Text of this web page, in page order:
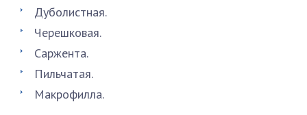
Дуболистная.
Черешковая.
Саржента.
Пильчатая.
Макрофилла.